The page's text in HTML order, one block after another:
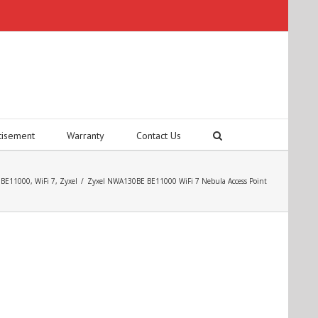
Warranty Contact Us
BE11000, WiFi 7, Zyxel / Zyxel NWA130BE BE11000 WiFi 7 Nebula Access Point